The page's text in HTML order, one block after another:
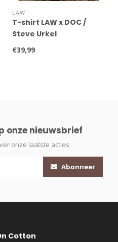
LAW
T-shirt LAW x DOC /
Steve Urkel
€39,99
onze nieuwsbrief
onze laatste acties
Abonneer
Cotton